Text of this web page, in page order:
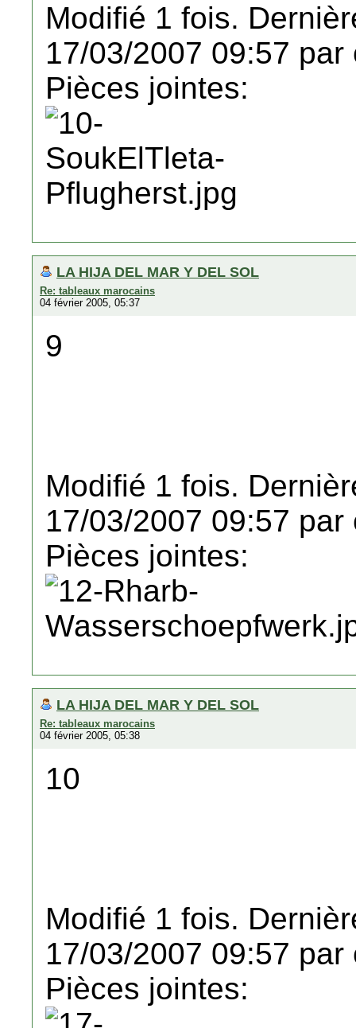
Modifié 1 fois.
17/03/2007 09:57 par
Pièces jointes:
LA HIJA DEL MAR Y DEL SOL
Re: tableaux marocains
04 février 2005, 05:37
9
Modifié 1 fois.
17/03/2007 09:57 par
Pièces jointes:
LA HIJA DEL MAR Y DEL SOL
Re: tableaux marocains
04 février 2005, 05:38
10
Modifié 1 fois.
17/03/2007 09:57 par
Pièces jointes: